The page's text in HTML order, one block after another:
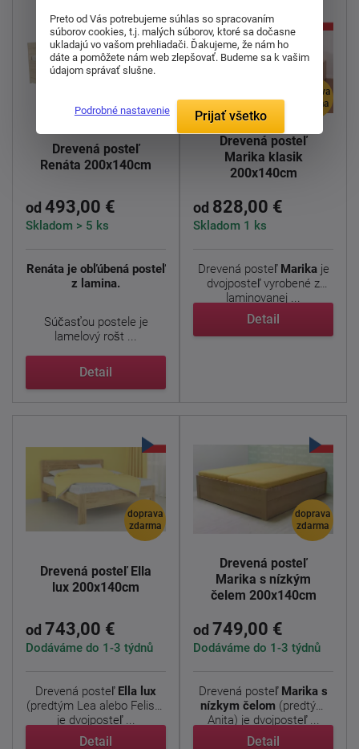
Drevená posteľ
Renáta 200x140cm
od 493,00 €
Skladom > 5 ks
Renáta je obľúbená posteľ
z lamina.
Súčasťou postele je
lamelový rošt ...
Detail
doprava
zdarma
Drevená posteľ
Marika klasik
200x140cm
od 828,00 €
Skladom 1 ks
Drevená posteľ Marikaje
dvojposteľ vyrobené z
laminovanej ...
Detail
doprava
zdarma
Drevená posteľ Ella
lux 200x140cm
od 743,00 €
Dodáváme do 1-3 týdnů
Drevená posteľ Ella lux
(predtým Lea alebo Felisa)
je dvojposteľ ...
Detail
doprava
zdarma
Drevená posteľ
Marika s nízkým
čelem 200x140cm
od 749,00 €
Dodáváme do 1-3 týdnů
Drevená posteľ Marika s
nízkym čelom (predtým
Anita) je dvojposteľ ...
Detail
Preto od Vás potrebujeme súhlas so spracovaním
súborov cookies, t.j. malých súborov, ktoré sa dočasne
ukladajú vo vašom prehliadači. Ďakujeme, že nám ho
dáte a pomôžete nám web zlepšovať. Budeme sa k vašim
údajom správať slušne.
Podrobné nastavenie Prijať všetko